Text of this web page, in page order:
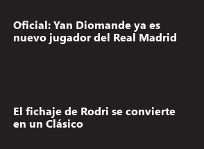
Oficial: Yan Diomande ya es
nuevo jugador del Real Madrid
El fichaje de Rodri se convierte
en un Clásico